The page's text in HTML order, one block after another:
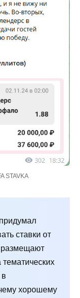
STAVKA
ставки от
размещают
в
хорошему